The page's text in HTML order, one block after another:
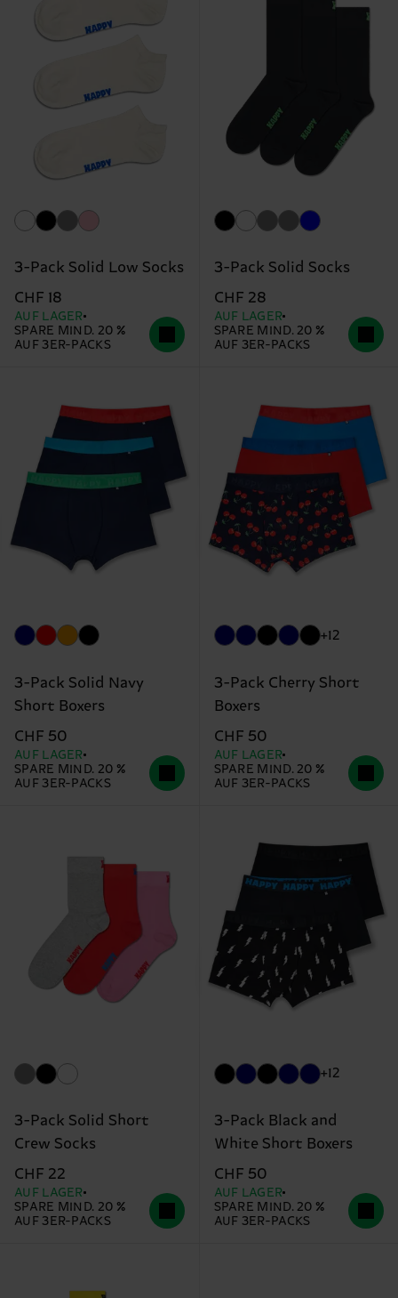
3-Pack Solid Low Socks
CHF 18
AUF LAGER
SPARE MIND. 20 %
AUF 3ER-PACKS
3-Pack Solid Socks
CHF 28
AUF LAGER
SPARE MIND. 20 %
AUF 3ER-PACKS
3-Pack Solid Navy
Short Boxers
CHF 50
AUF LAGER
SPARE MIND. 20 %
AUF 3ER-PACKS
+12
3-Pack Cherry Short
Boxers
CHF 50
AUF LAGER
SPARE MIND. 20 %
AUF 3ER-PACKS
3-Pack Solid Short
Crew Socks
CHF 22
AUF LAGER
SPARE MIND. 20 %
AUF 3ER-PACKS
+12
3-Pack Black and
White Short Boxers
CHF 50
AUF LAGER
SPARE MIND. 20 %
AUF 3ER-PACKS